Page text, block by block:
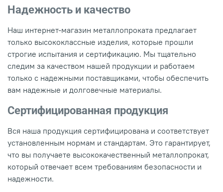
Надежность и качество
Наш интернет-магазин металлопроката предлагает
только высококлассные изделия, которые прошли
строгие испытания и сертификацию. Мы тщательно
следим за качеством нашей продукции и работаем
только с надежными поставщиками, чтобы обеспечить
вам надежные и долговечные материалы.
Сертифицированная продукция
Вся наша продукция сертифицирована и соответствует
установленным нормам и стандартам. Это гарантирует,
что вы получаете высококачественный металлопрокат,
который отвечает всем требованиям безопасности и
надежности.